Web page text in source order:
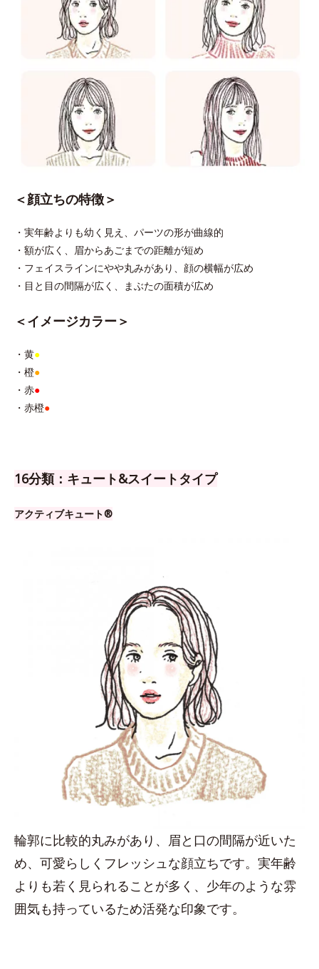
＜顔立ちの特徴＞
・実年齢よりも幼く見え、パーツの形が曲線的
・額が広く、眉からあごまでの距離が短め
・フェイスラインにやや丸みがあり、顔の横幅が広め
・目と目の間隔が広く、まぶたの面積が広め
＜イメージカラー＞
・黄●
・橙●
・赤●
・赤橙●
16分類：キュート&スイートタイプ
アクティブキュート®
輪郭に比較的丸みがあり、眉と口の間隔が近いた
め、可愛らしくフレッシュな顔立ちです。実年齢
よりも若く見られることが多く、少年のような雰
囲気も持っているため活発な印象です。